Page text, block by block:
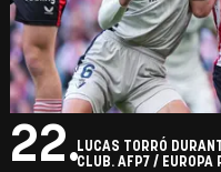
22.LUCAS TORRÓ
CLUB. AFP7 / EUROPA